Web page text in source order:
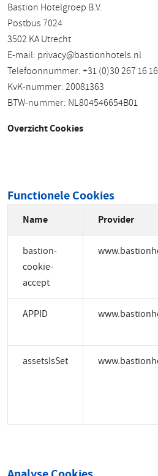
Bastion Hotelgroep B.V.
Postbus 7024
3502 KA Utrecht
E-mail: privacy@bastionhotels.nl
Telefoonnummer: +31 (0)30 267 16 16
KvK-nummer: 20081363
BTW-nummer: NL804546654B01
Overzicht Cookies
Functionele Cookies
Name Provider
bastion-
cookie-
accept
APPID
assetsIsSet